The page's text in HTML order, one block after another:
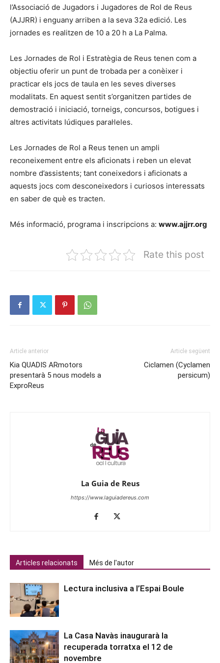
l’Associació de Jugadors i Jugadores de Rol de Reus
(AJJRR) i enguany arriben a la seva 32a edició. Les
jornades es realitzen de 10 a 20 h a La Palma.
Les Jornades de Rol i Estratègia de Reus tenen com a
objectiu oferir un punt de trobada per a conèixer i
practicar els jocs de taula en les seves diverses
modalitats. En aquest sentit s’organitzen partides de
demostració i iniciació, torneigs, concursos, botigues i
altres activitats lúdiques paral·leles.
Les Jornades de Rol a Reus tenen un ampli
reconeixement entre els aficionats i reben un elevat
nombre d’assistents; tant coneixedors i aficionats a
aquests jocs com desconeixedors i curiosos interessats
en saber de què es tracten.
Més informació, programa i inscripcions a: www.ajjrr.org
Rate this post
Article anterior
Kia QUADIS ARmotors
presentarà 5 nous models a
ExproReus
Article següent
Ciclamen (Cyclamen
persicum)
La Guia de Reus
https://www.laguiadereus.com
Articles relacionats Més de l'autor
Lectura inclusiva a l’Espai Boule
La Casa Navàs inaugurarà la
recuperada torratxa el 12 de
novembre